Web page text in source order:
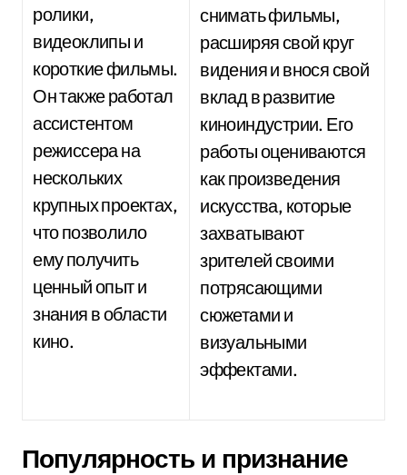
ролики,
видеоклипы и
короткие фильмы.
Он также работал
ассистентом
режиссера на
нескольких
крупных проектах,
что позволило
ему получить
ценный опыт и
знания в области
кино.
снимать фильмы,
расширяя свой круг
видения и внося свой
вклад в развитие
киноиндустрии. Его
работы оцениваются
как произведения
искусства, которые
захватывают
зрителей своими
потрясающими
сюжетами и
визуальными
эффектами.
Популярность и признание